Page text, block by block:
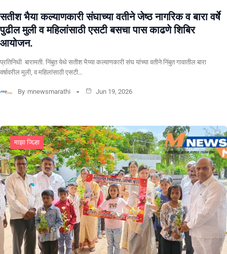
सतीश भैया कल्याणकारी संघाच्या वतीने जेष्ठ नागरिक व बारा वर्षे
पुढील मुली व महिलांसाठी एसटी बसचा पास काढणे शिबिर
आयोजन.
प्रतिनिधी बारामती. निंबुत येथे सतीश भैय्या कल्याणकारी संघ यांच्या वतीने निंबुत गावातील बारा
वर्षावरील मुली, व महिलांसाठी एसटी…
By mnewsmarathi Jun 19, 2026
माझा जिल्हा